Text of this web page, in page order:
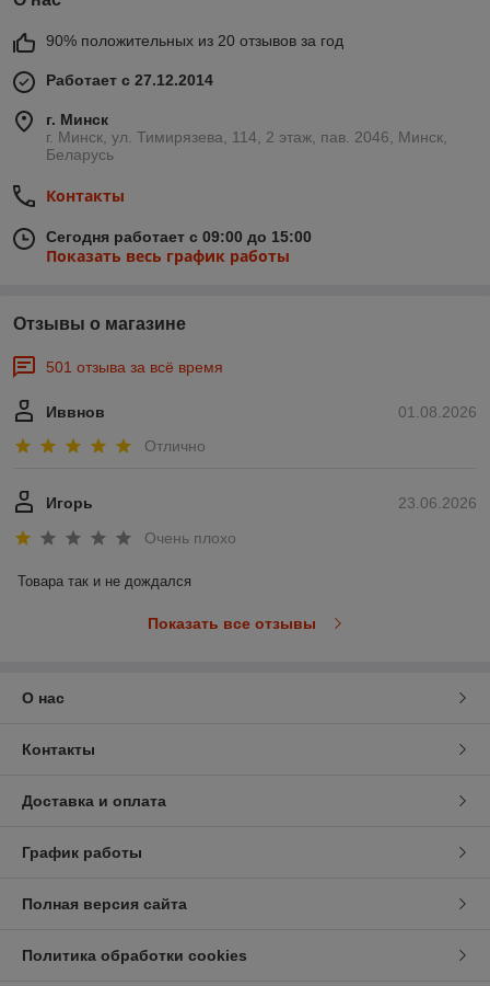
90% положительных из 20 отзывов за год
Работает с 27.12.2014
г. Минск
г. Минск, ул. Тимирязева, 114, 2 этаж, пав. 2046, Минск,
Беларусь
Контакты
Сегодня работает с 09:00 до 15:00
Показать весь график работы
Отзывы о магазине
501 отзыва за всё время
01.08.2026
Иввнов
Отлично
23.06.2026
Игорь
Очень плохо
Товара так и не дождался
Показать все отзывы
О нас
Контакты
Доставка и оплата
График работы
Полная версия сайта
Политика обработки cookies